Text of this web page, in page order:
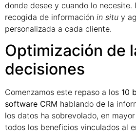
donde desee y cuando lo
recogida de información in situ y
personalizada a cada cliente.
Optimización de
decisiones
Comenzamos este repaso a los 10
software CRM hablando de la
los datos ha sobrevolado, en
todos los beneficios vinculados al